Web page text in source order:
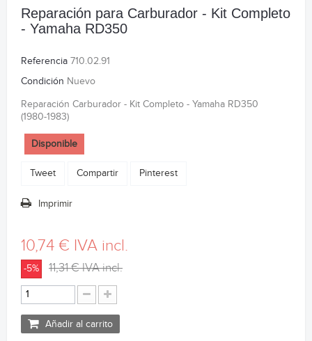
Reparación para Carburador - Kit Completo
- Yamaha RD350
Referencia 710.02.91
Condición Nuevo
Reparación Carburador - Kit Completo - Yamaha RD350
(1980-1983)
Disponible
Tweet Compartir Pinterest
Imprimir
10,74 € IVA incl.
-5% 11,31 €IVA incl.
Añadir al carrito